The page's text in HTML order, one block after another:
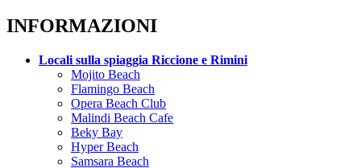
INFORMAZIONI
Locali sulla spiaggia Riccione e Rimini
Mojito Beach
Flamingo Beach
Opera Beach Club
Malindi Beach Cafe
Beky Bay
Hyper Beach
Samsara Beach